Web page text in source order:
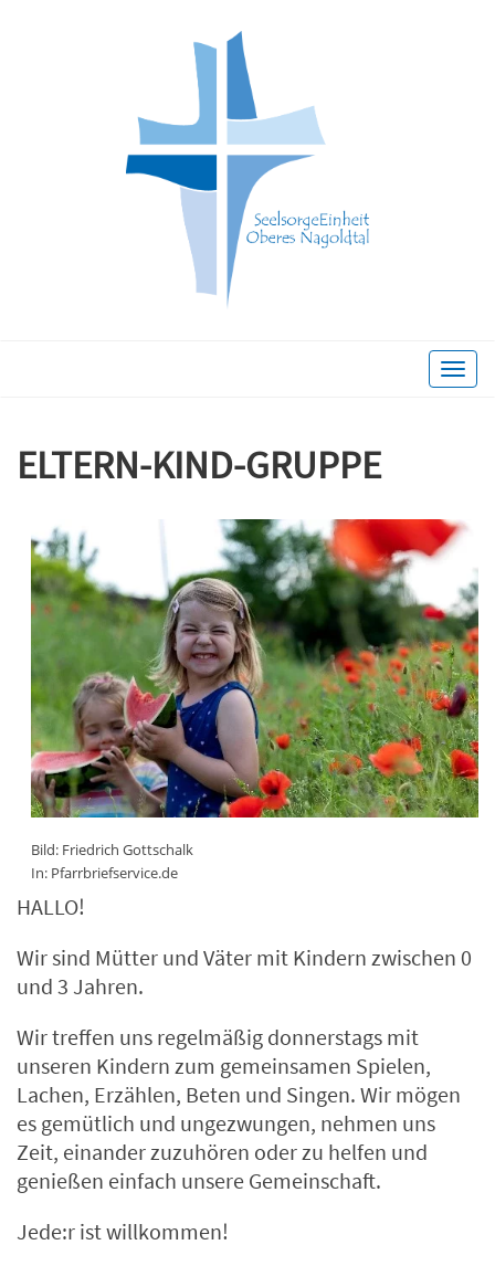
Toggle
ELTERN-KIND-GRUPPE
Bild: Friedrich Gottschalk
In: Pfarrbriefservice.de
HALLO!
Wir sind Mütter und Väter mit Kindern zwischen 0
und 3 Jahren.
Wir treffen uns regelmäßig donnerstags mit
unseren Kindern zum gemeinsamen Spielen,
Lachen, Erzählen, Beten und Singen. Wir mögen
es gemütlich und ungezwungen, nehmen uns
Zeit, einander zuzuhören oder zu helfen und
genießen einfach unsere Gemeinschaft.
Jede:r ist willkommen!